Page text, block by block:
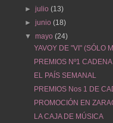
►julio(13)
►junio(18)
▼mayo(24)
YAVOY DE "VI" (SÓLO
PREMIOS Nº1
EL PAÍS SEMANAL
PREMIOS Nos 1 DE
PROMOCIÓN EN
LA CAJA DE MÚSICA